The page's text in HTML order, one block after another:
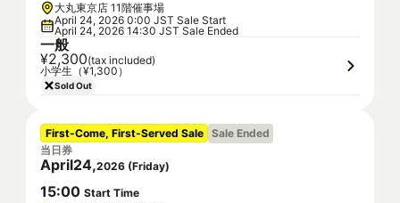
大丸東京店 11階催事場
April 24, 2026 0:00 JST Sale Start
April 24, 2026 14:30 JST Sale Ended
一般
¥2,300(tax included)
小学生（¥1,300）
Sold Out
First-Come, First-Served Sale Sale Ended
当日券
April24,2026 (Friday)
15:00 Start Time